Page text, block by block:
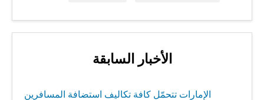
الأخبار السابقة
الإمارات تتحمّل كافة تكاليف استضافة المسافرين